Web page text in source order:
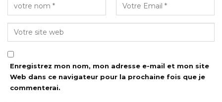
Enregistrez mon nom, mon adresse e-mail et mon site
Web dans ce navigateur pour la prochaine fois que je
commenterai.